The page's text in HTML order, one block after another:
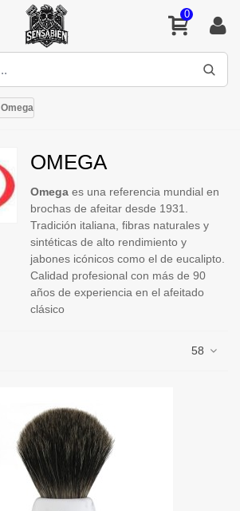
0
Omega
OMEGA
Omega es una referencia mundial en
brochas de afeitar desde 1931.
Tradición italiana, fibras naturales y
sintéticas de alto rendimiento y
jabones icónicos como el de eucalipto.
Calidad profesional con más de 90
años de experiencia en el afeitado
clásico
58